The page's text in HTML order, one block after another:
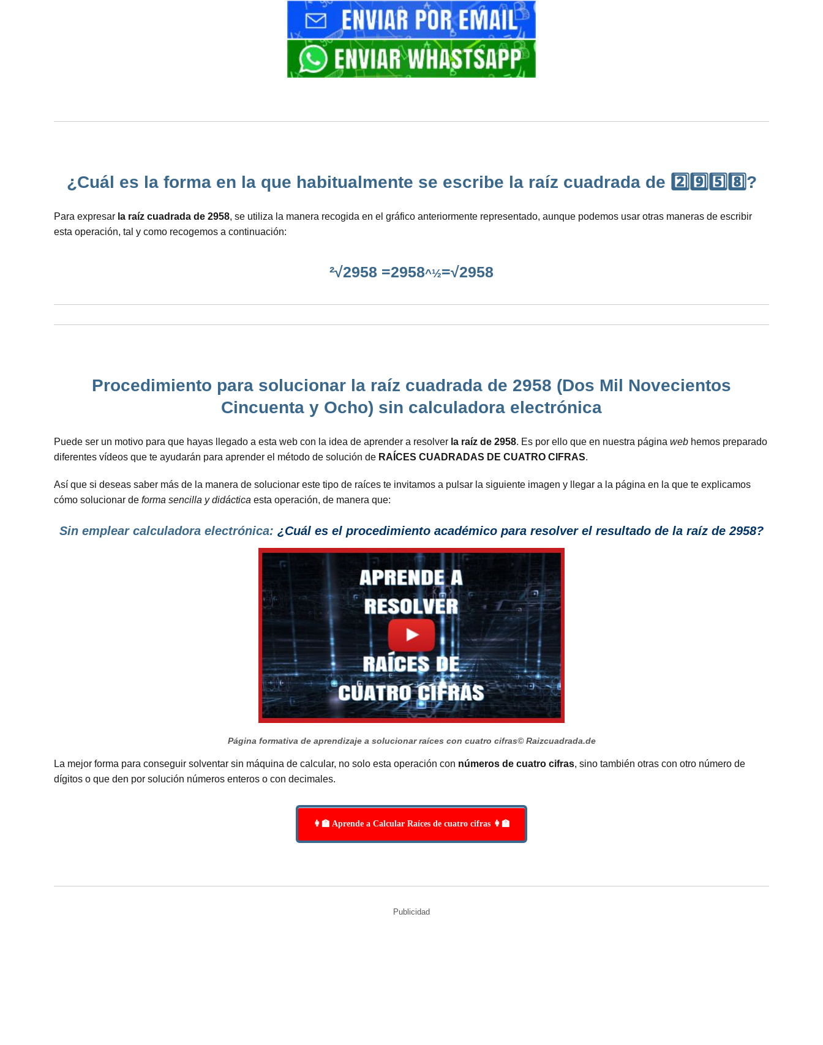
¿Cuál es la forma en la que habitualmente se escribe la raíz cuadrada de 2️⃣9️⃣5️⃣8️⃣?
Para expresar la raíz cuadrada de 2958, se utiliza la manera recogida en el gráfico anteriormente representado, aunque podemos usar otras maneras de escribir
esta operación, tal y como recogemos a continuación:
²√2958 =2958^½=√2958
Procedimiento para solucionar la raíz cuadrada de 2958 (Dos Mil Novecientos
Cincuenta y Ocho) sin calculadora electrónica
Puede ser un motivo para que hayas llegado a esta web con la idea de aprender a resolver la raíz de 2958. Es por ello que en nuestra página web hemos preparado
diferentes vídeos que te ayudarán para aprender el método de solución de RAÍCES CUADRADAS DE CUATRO CIFRAS.
Así que si deseas saber más de la manera de solucionar este tipo de raíces te invitamos a pulsar la siguiente imagen y llegar a la página en la que te explicamos
cómo solucionar de forma sencilla y didáctica esta operación, de manera que:
Sin emplear calculadora electrónica: ¿Cuál es el procedimiento académico para resolver el resultado de la raíz de 2958?
Página formativa de aprendizaje a solucionar raíces con cuatro cifras© Raizcuadrada.de
La mejor forma para conseguir solventar sin máquina de calcular, no solo esta operación con números de cuatro cifras, sino también otras con otro número de
dígitos o que den por solución números enteros o con decimales.
👩‍🏫 Aprende a Calcular Raíces de cuatro cifras 👩‍🏫
Publicidad